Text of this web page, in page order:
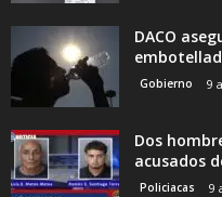
DACO
Gobierno 9
Dos
acusados
Policiacas 9